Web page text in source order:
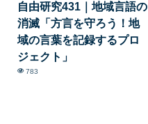
自由研究431｜地域言語の
消滅「方言を守ろう！地
域の言葉を記録するプロ
ジェクト」
783